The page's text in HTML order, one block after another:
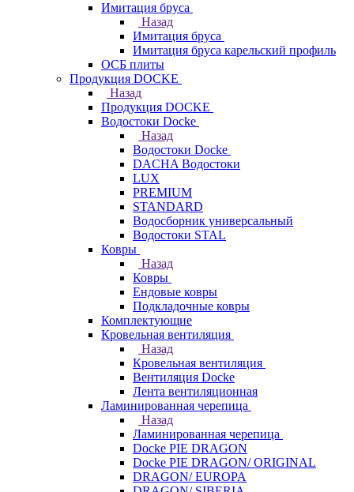
Имитация бруса
Назад
Имитация бруса
Имитация бруса карельский профиль
ОСБ плиты
Продукция DOCKE
Назад
Продукция DOCKE
Водостоки Docke
Назад
Водостоки Docke
DACHA Водостоки
LUX
PREMIUM
STANDARD
Водосборник универсальный
Водостоки STAL
Ковры
Назад
Ковры
Ендовые ковры
Подкладочные ковры
Комплектующие
Кровельная вентиляция
Назад
Кровельная вентиляция
Вентиляция Docke
Лента вентиляционная
Ламинированная черепица
Назад
Ламинированная черепица
Docke PIE DRAGON
Docke PIE DRAGON/ ORIGINAL
DRAGON/ EUROPA